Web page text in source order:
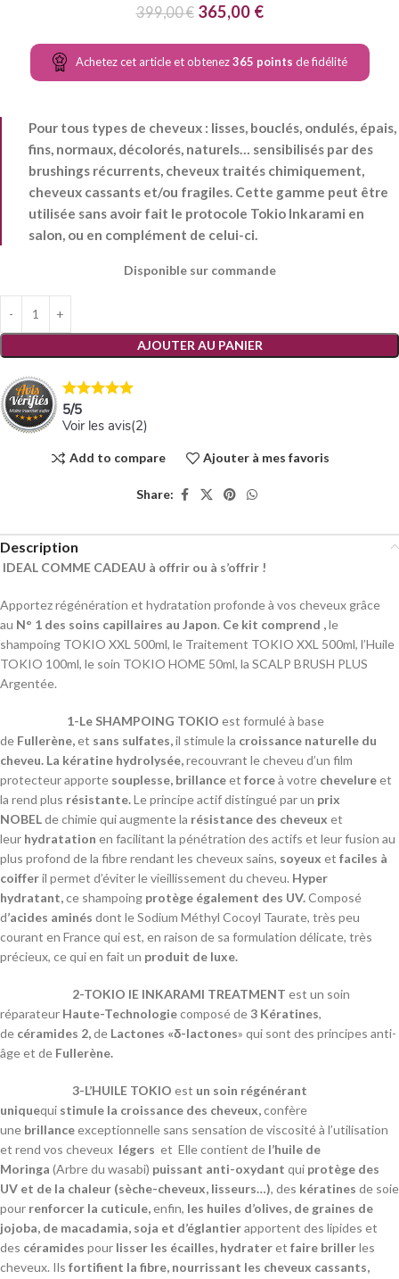
399,00€ 365,00 €
Achetez cet article et obtenez365 points de fidélité
Pour tous types de cheveux : lisses, bouclés, ondulés, épais,
fins, normaux, décolorés, naturels… sensibilisés par des
brushings récurrents, cheveux traités chimiquement,
cheveux cassants et/ou fragiles. Cette gamme peut être
utilisée sans avoir fait le protocole Tokio Inkarami en
salon, ou en complément de celui-ci.
Disponible sur commande
AJOUTER AU PANIER
5/5
Voir les avis(2)
Add to compare Ajouter à mes favoris
Share:
Description
IDEAL COMME CADEAU à offrir ou à s’offrir !
Apportez régénération et hydratation profonde à vos cheveux grâce
au N° 1 des soins capillaires au Japon. Ce kit comprend ,le
shampoing TOKIO XXL 500ml, le Traitement TOKIO XXL 500ml, l’Huile
TOKIO 100ml, le soin TOKIO HOME 50ml, la SCALP BRUSH PLUS
Argentée.
1-Le SHAMPOING TOKIO est formulé à base
de Fullerène,et sans sulfates,il stimule la croissance naturelle du
cheveu. La kératine hydrolysée,recouvrant le cheveu d’un film
protecteur apporte souplesse, brillanceet forceà votre chevelureet
la rend plus résistante.Leprincipe actif distingué par un prix
NOBELde chimie qui augmente la résistance des cheveux et
leur hydratation en facilitant la pénétration des actifs et leur fusion au
plus profond de la fibre rendant les cheveux sains, soyeux et faciles à
coifferil permet d’éviter le vieillissement du cheveu. Hyper
hydratant,ce shampoing protège également des UV.Composé
d’acides aminés dont le Sodium Méthyl Cocoyl Taurate, très peu
courant en France qui est, en raison de sa formulation délicate, très
précieux, ce qui en fait un produit de luxe.
2-TOKIO IE INKARAMI TREATMENT est un soin
réparateur Haute-Technologiecomposé de3 Kératines,
de céramides 2,de Lactones «δ-lactones» qui sont des principes anti-
âge et de Fullerène.
3-L’HUILE TOKIO est un soin régénérant
uniquequi stimule la croissance des cheveux,confère
une brillanceexceptionnelle sans sensation de viscosité à l’utilisation
et rend vos cheveux légers et Ellecontient de l’huile de
Moringa (Arbre du wasabi) puissant anti-oxydant qui protège des
UV et de la chaleur (sèche-cheveux, lisseurs…), des kératines de soie
pour renforcer la cuticule,enfin, les huiles d’olives, de graines de
jojoba, de macadamia, soja et d’églantierapportent des lipides et
des céramides pour lisser les écailles, hydrateret faire brillerles
cheveux. Ils fortifient la fibre, nourrissant les cheveux cassants,